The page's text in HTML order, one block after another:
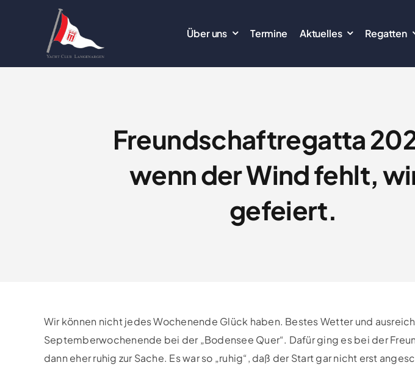
Über uns Termine Aktuelles Regatten
Freundschaftregatta
wenn der Wind fehlt,
gefeiert.
Wir können nicht jedes Wochenende Glück haben. Bestes Wetter und
Septemberwochenende bei der „Bodensee Quer“. Dafür ging es bei der
dann eher ruhig zur Sache. Es war so „ruhig“, daß der Start gar nicht erst